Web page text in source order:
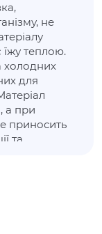
не
їжу теплою.
холодних
для
а при
приносить
та
та
нижній
для
їжі.